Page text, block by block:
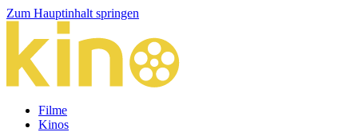
Zum Hauptinhalt springen
Filme
Kinos